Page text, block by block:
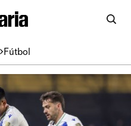
Fútbol